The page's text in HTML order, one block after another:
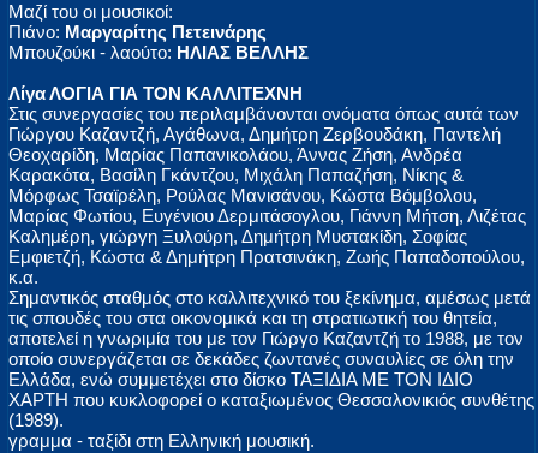
Μαζί του οι μουσικοί:
Πιάνο: Μαργαρίτης Πετεινάρης
Μπουζούκι - λαούτο: ΗΛΙΑΣ ΒΕΛΛΗΣ
Λίγα ΛΟΓΙΑ ΓΙΑ ΤΟΝ ΚΑΛΛΙΤΕΧΝΗ
Στις συνεργασίες του περιλαμβάνονται ονόματα όπως αυτά των
Γιώργου Καζαντζή, Αγάθωνα, Δημήτρη Ζερβουδάκη, Παντελή
Θεοχαρίδη, Μαρίας Παπανικολάου, Άννας Ζήση, Ανδρέα
Καρακότα, Βασίλη Γκάντζου, Μιχάλη Παπαζήση, Νίκης &
Μόρφως Τσαϊρέλη, Ρούλας Μανισάνου, Κώστα Βόμβολου,
Μαρίας Φωτίου, Ευγένιου Δερμιτάσογλου, Γιάννη Μήτση, Λιζέτας
Καλημέρη, γιώργη Ξυλούρη, Δημήτρη Μυστακίδη, Σοφίας
Εμφιετζή, Κώστα & Δημήτρη Πρατσινάκη, Ζωής Παπαδοπούλου,
κ.α.
Σημαντικός σταθμός στο καλλιτεχνικό του ξεκίνημα, αμέσως μετά
τις σπουδές του στα οικονομικά και τη στρατιωτική του θητεία,
αποτελεί η γνωριμία του με τον Γιώργο Καζαντζή το 1988, με τον
οποίο συνεργάζεται σε δεκάδες ζωντανές συναυλίες σε όλη την
Ελλάδα, ενώ συμμετέχει στο δίσκο ΤΑΞΙΔΙΑ ΜΕ ΤΟΝ ΙΔΙΟ
ΧΑΡΤΗ που κυκλοφορεί ο καταξιωμένος Θεσσαλονικιός συνθέτης
(1989).
γραμμα - ταξίδι στη Ελληνική μουσική.